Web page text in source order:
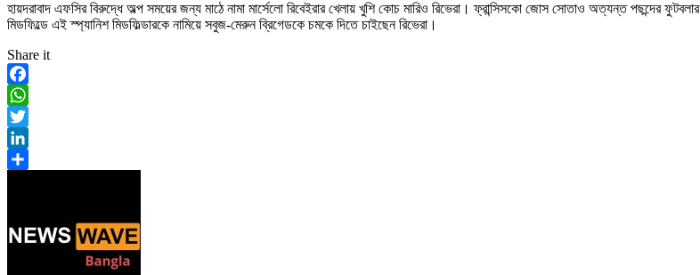
হায়দরাবাদ এফসির বিরুদ্ধে অল্প সময়ের জন্য মাঠে নামা মার্সেলো রিবেইরার খেলায় খুশি কোচ মারিও রিভেরা। ফ্রান্সিসকো জোস সোতাও অত্যন্ত পছন্দের
মিডফিল্ডে এই স্প্যানিশ মিডফিল্ডারকে নামিয়ে সবুজ-মেরুন ব্রিগেডকে চমকে দিতে চাইছেন রিভেরা।
Share it
Facebook
WhatsApp
Twitter
LinkedIn